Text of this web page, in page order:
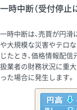
一時中断（受付停止
一時中断は、売買が円
や大規模な災害やテロ
じたとき、価格情報配
扱業者の財務状況に重
った場合に発生します。